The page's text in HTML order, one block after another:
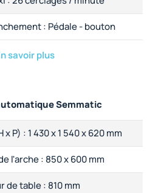
: Pédale - bouton
savoir plus
Semmatic
x P) : 1 430 x 1 540 x 620 mm
l'arche : 850 x 600 mm
de table : 810 mm